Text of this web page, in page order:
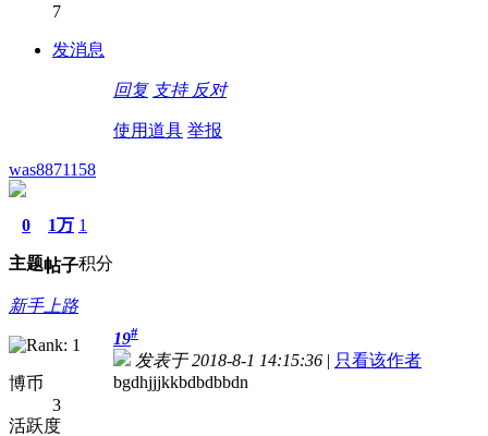
7
发消息
回复 支持 反对
使用道具 举报
was8871158
0
主题
1万
帖子
1
积分
新手上路
博币
3
活跃度
19#
发表于 2018-8-1 14:15:36 | 只看该作者
bgdhjjjkkbdbdbbdn